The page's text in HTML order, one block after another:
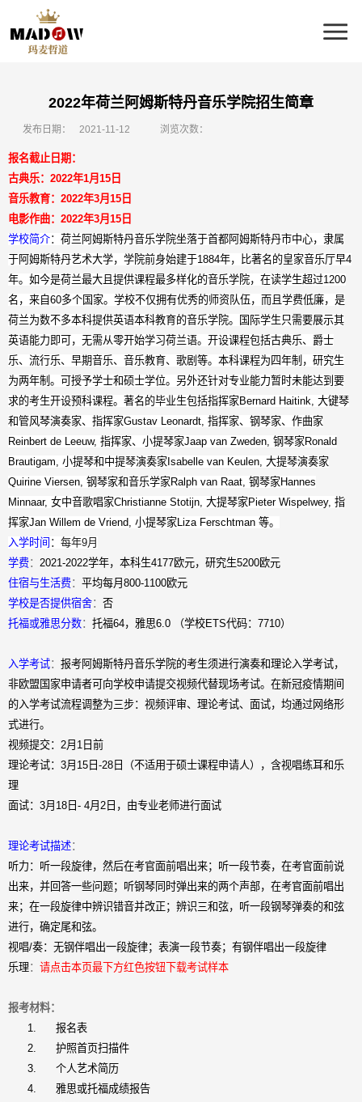
2022年荷兰阿姆斯特丹音乐学院招生简章
发布日期： 2021-11-12 浏览次数：
报名截止日期：
古典乐： 2022年1月 15 日
音乐教育： 2022年3月 15 日
电影作曲： 2022年3月 15 日
学校简介： 荷兰阿姆斯特丹音乐学院坐落于首都阿姆斯特丹市中心，隶属
于阿姆斯特丹艺术大学，学院前身始建于1884年，比著名的皇家音乐厅早4
年。如今是荷兰最大且提供课程最多样化的音乐学院，在读学生超过1200
名，来自60多个国家。学校不仅拥有优秀的师资队伍，而且学费低廉，是
荷兰为数不多本科提供英语本科教育的音乐学院。国际学生只需要展示其
英语能力即可，无需从零开始学习荷兰语。开设课程包括古典乐、爵士
乐、流行乐、早期音乐、音乐教育、歌剧等。本科课程为四年制，研究生
为两年制。可授予学士和硕士学位。另外还针对专业能力暂时未能达到要
求的考生开设预科课程。著名的毕业生包括指挥家Bernard Haitink, 大键琴
和管风琴演奏家、指挥家Gustav Leonardt, 指挥家、钢琴家、作曲家
Reinbert de Leeuw, 指挥家、小提琴家Jaap van Zweden, 钢琴家Ronald
Brautigam, 小提琴和中提琴演奏家 Isabelle van Keulen, 大提琴演奏家
Quirine Viersen, 钢琴家和音乐学家Ralph van Raat, 钢琴家Hannes
Minnaar, 女中音歌唱家Christianne Stotijn, 大提琴家Pieter Wispelwey, 指
挥家Jan Willem de Vriend, 小提琴家Liza Ferschtman 等。
入学时间 ：每年9月
学费： 2021-2022学年，本科生4177欧元，研究生5200欧元
住宿与生活费： 平均每月 800-1100欧元
学校是否提供宿舍： 否
托福或雅思分数： 托福64，雅思6.0 （学校ETS代码： 7710）
入学考试： 报考阿姆斯特丹音乐学院的考生须进行演奏和理论入学考试，
非欧盟国家申请者可向学校申请提交视频代替现场考试。在新冠疫情期间
的入学考试流程调整为三步：视频评审、理论考试、面试，均通过网络形
式进行。
视频提交： 2月 1 日前
理论考试： 3月 15 日 -28 日（不适用于硕士课程申请人），含视唱练耳和乐
理
面试： 3月 18 日 - 4月 2 日，由专业老师进行面试
理论考试描述：
听力：听一段旋律，然后在考官面前唱出来；听一段节奏，在考官面前说
出来，并回答一些问题；听钢琴同时弹出来的两个声部，在考官面前唱出
来；在一段旋律中辨识错音并改正；辨识三和弦，听一段钢琴弹奏的和弦
进行，确定尾和弦。
视唱/奏：无钢伴唱出一段旋律；表演一段节奏；有钢伴唱出一段旋律
乐理： 请点击本页最下方红色按钮下载考试样本
报考材料：
1.
报名表
2.
护照首页扫描件
3.
个人艺术简历
4.
雅思或托福成绩报告